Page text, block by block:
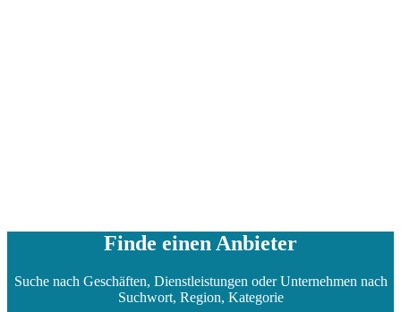
Finde einen Anbieter
Suche nach Geschäften, Dienstleistungen oder Unternehmen nach
Suchwort, Region, Kategorie